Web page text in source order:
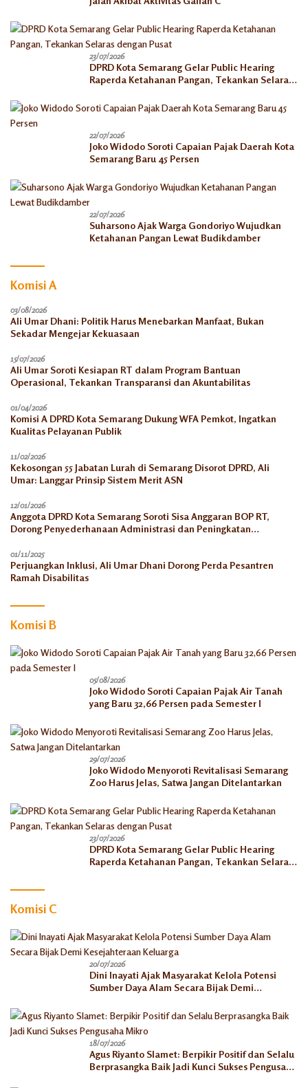
23/07/2026
DPRD Kota Semarang Gelar Public Hearing
Raperda Ketahanan Pangan, Tekankan Selaras
22/07/2026
Joko Widodo Soroti Capaian Pajak Daerah Kota
Semarang Baru 45 Persen
22/07/2026
Suharsono Ajak Warga Gondoriyo Wujudkan
Ketahanan Pangan Lewat Budikdamber
Komisi A
03/08/2026
Ali Umar Dhani: Politik Harus Menebarkan Manfaat, Bukan
Sekadar Mengejar Kekuasaan
15/07/2026
Ali Umar Soroti Kesiapan RT dalam Program Bantuan
Operasional, Tekankan Transparansi dan Akuntabilitas
01/04/2026
Komisi A DPRD Kota Semarang Dukung WFA Pemkot, Ingatkan
Kualitas Pelayanan Publik
11/02/2026
Kekosongan 55 Jabatan Lurah di Semarang Disorot DPRD, Ali
Umar: Langgar Prinsip Sistem Merit ASN
12/01/2026
Anggota DPRD Kota Semarang Soroti Sisa Anggaran BOP RT,
Dorong Penyederhanaan Administrasi dan Peningkatan
01/11/2025
Perjuangkan Inklusi, Ali Umar Dhani Dorong Perda Pesantren
Ramah Disabilitas
Komisi B
05/08/2026
Joko Widodo Soroti Capaian Pajak Air Tanah
yang Baru 32,66 Persen pada Semester I
29/07/2026
Joko Widodo Menyoroti Revitalisasi Semarang
Zoo Harus Jelas, Satwa Jangan Ditelantarkan
23/07/2026
DPRD Kota Semarang Gelar Public Hearing
Raperda Ketahanan Pangan, Tekankan Selaras
Komisi C
20/07/2026
Dini Inayati Ajak Masyarakat Kelola Potensi
Sumber Daya Alam Secara Bijak Demi
18/07/2026
Agus Riyanto Slamet: Berpikir Positif dan Selalu
Berprasangka Baik Jadi Kunci Sukses Pengusaha